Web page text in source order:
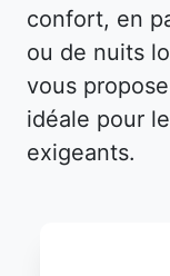
confort, en
ou de nuits
vous
idéale pour
exigeants.